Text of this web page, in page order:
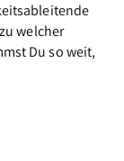
welcher
Du so weit,